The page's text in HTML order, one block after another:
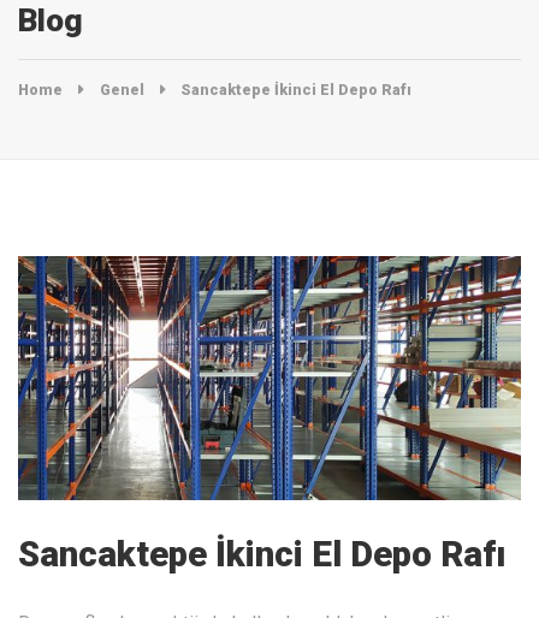
Blog
Home Genel Sancaktepe İkinci El Depo Rafı
Sancaktepe İkinci El Depo Rafı